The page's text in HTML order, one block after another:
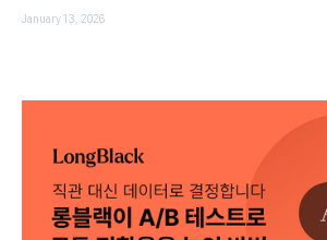
January 13, 2026